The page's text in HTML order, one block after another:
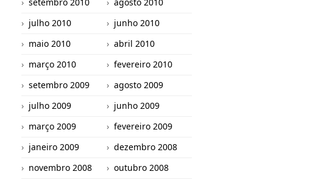
julho 2010
junho 2010
maio 2010
abril 2010
março 2010
fevereiro 2010
setembro 2009
agosto 2009
julho 2009
junho 2009
março 2009
fevereiro 2009
janeiro 2009
dezembro 2008
novembro 2008
outubro 2008